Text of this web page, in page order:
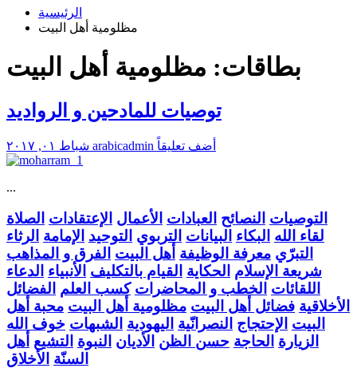
الرئيسية
مظلومية أهل البيت
بطاقات: مظلومية أهل البيت
توصيات للمادحين و الرواديد
arabicadmin أضف تعليقاً
...
التوصيات النصائح العبادات الأعمال الإعتقادات الصلاة
لقاء الله البكاء البيانات التربوي التوحيد الإمامة الرثاء
التبرّي معرفة الوظيفة أهل البيت الفرق و المذاهب
شريعة الإسلام الحكاية القيام بالتكليف الأنبياء الدعاء
اللقائات الخطب و المحاضرات كسب العلم
الفضائل
الأخلاقية فضائل أهل البيت مظلومية أهل البيت محبة أهل
البيت الإحتجاج النصرانّية اليهودية الشبهات خوف الله
الزيارة الحاجة حسن الظن الأديان النبوة التشيع أهل
السنّة الأخلاق